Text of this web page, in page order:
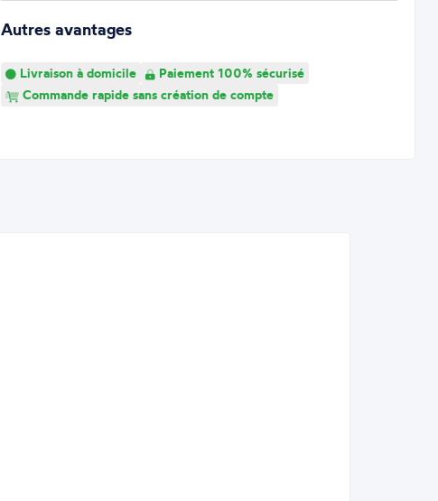
Autres avantages
Livraison à domicile
Paiement 100% sécurisé
Commande rapide sans création de compte